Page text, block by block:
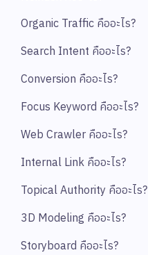
Organic Traffic คืออะไร?
Search Intent คืออะไร?
Conversion คืออะไร?
Focus Keyword คืออะไร?
Web Crawler คืออะไร?
Internal Link คืออะไร?
Topical Authority คืออะไร?
3D Modeling คืออะไร?
Storyboard คืออะไร?